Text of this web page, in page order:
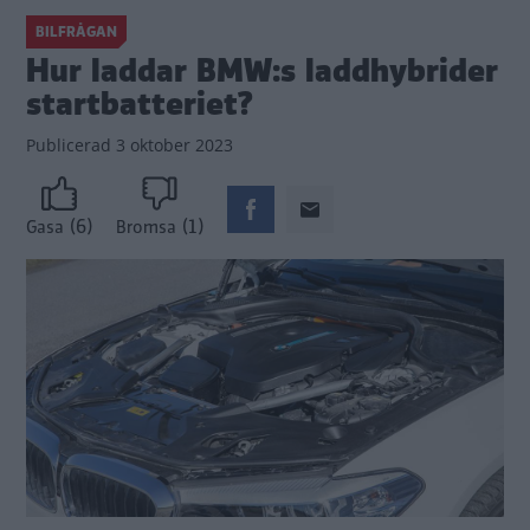
BILFRÅGAN
Hur laddar BMW:s laddhybrider
startbatteriet?
Publicerad 3 oktober 2023
Gasa (6) Bromsa (1)